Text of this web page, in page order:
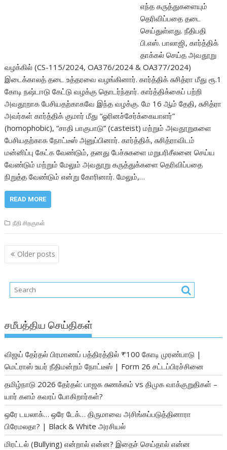
எந்த கருத்துகளையும்
தெரிவிப்பதை தடை
செய்துள்ளது. நீதிபதி
பி.எஸ். பாலாஜி, கார்த்திக்
தாக்கல் செய்த அவதூறு
வழக்கில் (CS-115/2024, OA376/2024 & OA377/2024)
இடைக்காலத் தடை உத்தரவை வழங்கினார். கார்த்திக் சுசித்ரா மீது ரூ.1
கோடி நஷ்டஈடு கேட்டு வழக்கு தொடர்ந்தார். கார்த்திக்கைப் பற்றி
அவதூறாக பேசியதற்காகவே இந்த வழக்கு. மே 16 ஆம் தேதி, சுசித்ரா
அவர்கள் கார்த்திக் குமார் மீது “ஓரினச்சேர்க்கையாளர்”
(homophobic), “சாதி பாகுபாடு” (casteist) மற்றும் அவதூறுகளை
பேசியதற்காக நோட்டீஸ் அனுப்பினார். கார்த்திக், சுசித்ராவிடம்
மன்னிப்பு கேட்க வேண்டும், தனது பேச்சுகளை மறுபரிசீலனை செய்ய
வேண்டும் மற்றும் மேலும் அவதூறு கருத்துக்களை தெரிவிப்பதை
நிறுத்த வேண்டும் என்று கோரினார். மேலும்,…
READ MORE
நீதி சிறகுகள்
Posts
navigation
Older posts
சமீபத்திய செய்திகள்
விஜய் தேர்தல் பிரமாணப் பத்திரத்தில் ₹100 கோடி முரண்பாடு |
மெட்ராஸ் உயர் நீதிமன்றம் நோட்டீஸ் | Form 26 சட்டப்பிரச்சினை
தமிழ்நாடு 2026 தேர்தல்: பாஜக சுணக்கம் vs திமுக வாக்குறுதிகள் –
யார் களம் கவரப் போகிறார்கள்?
ஒரே டயலாக்… ஒரே டேக்… திருமாவை அசிங்கப்படுத்தினாரா
பிரேமலதா? | Black & White அரசியல்
மிரட்டல் (Bullying) என்றால் என்ன? இதைச் செய்தால் என்ன